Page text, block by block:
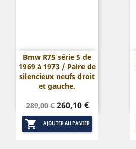
Bmw R75 série 5 de
1969 à 1973 / Paire de
silencieux neufs droit
et gauche.
Prix
de
base
289,00 € Prix
260,10 €
 AJOUTER AU PANIER